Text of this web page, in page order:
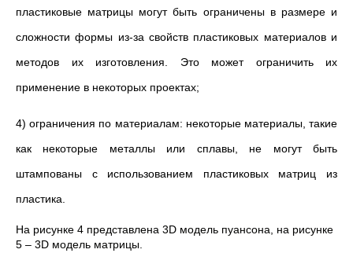
пластиковые матрицы могут быть ограничены в размере и
сложности формы из-за свойств пластиковых материалов и
методов их изготовления. Это может ограничить их
применение в некоторых проектах;
4) ограничения по материалам: некоторые материалы, такие
как некоторые металлы или сплавы, не могут быть
штампованы с использованием пластиковых матриц из
пластика.
На рисунке 4 представлена 3D модель пуансона, на рисунке
5 – 3D модель матрицы.